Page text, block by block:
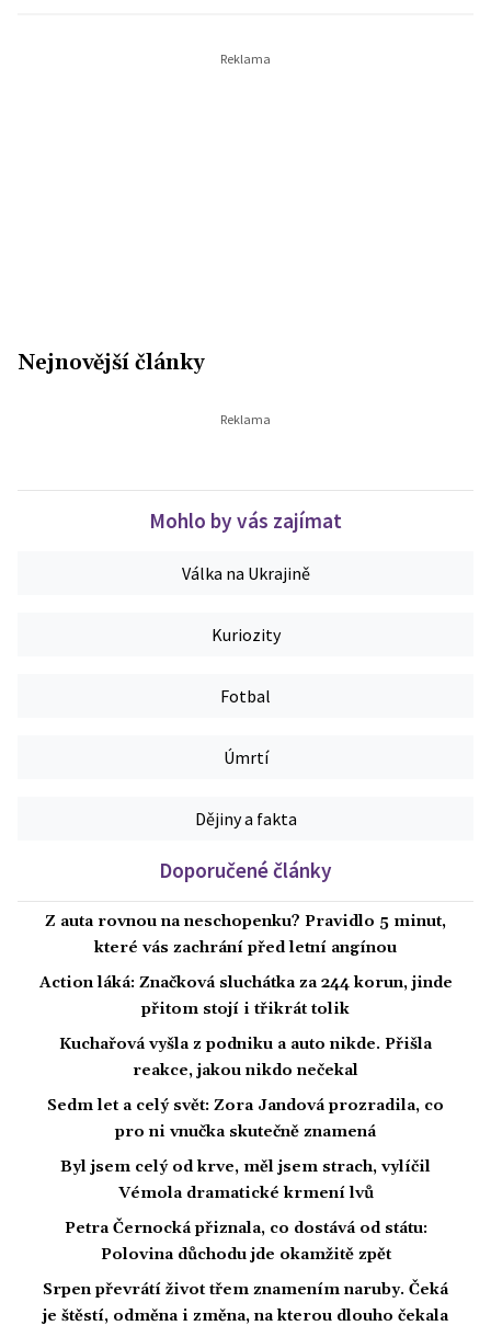
Nejnovější články
Mohlo by vás zajímat
Válka na Ukrajině
Kuriozity
Fotbal
Úmrtí
Dějiny a fakta
Doporučené články
Z auta rovnou na neschopenku? Pravidlo 5 minut,
které vás zachrání před letní angínou
Action láká: Značková sluchátka za 244 korun, jinde
přitom stojí i třikrát tolik
Kuchařová vyšla z podniku a auto nikde. Přišla
reakce, jakou nikdo nečekal
Sedm let a celý svět: Zora Jandová prozradila, co
pro ni vnučka skutečně znamená
Byl jsem celý od krve, měl jsem strach, vylíčil
Vémola dramatické krmení lvů
Petra Černocká přiznala, co dostává od státu:
Polovina důchodu jde okamžitě zpět
Srpen převrátí život třem znamením naruby. Čeká
je štěstí, odměna i změna, na kterou dlouho čekala